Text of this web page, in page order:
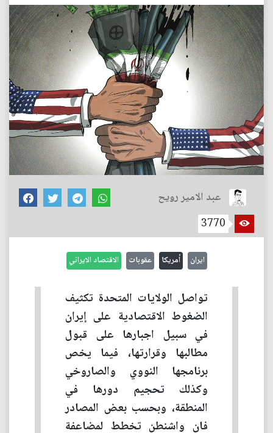
عبد الامير رويح
3770
ايران أمريكا عقوبات الاقتصاد الايراني
تواصل الولايات المتحدة تكثيف
الضغوط الاقتصادية على إيران
في سبيل اجبارها على قبول
مطالبها وقرارتها، فيما يخص
برنامجها النووي والصاروخي
وكذلك تحجيم دورها في
المنطقة، وبحسب بعض المصادر
فان واشنطن تخطط لمضاعفة